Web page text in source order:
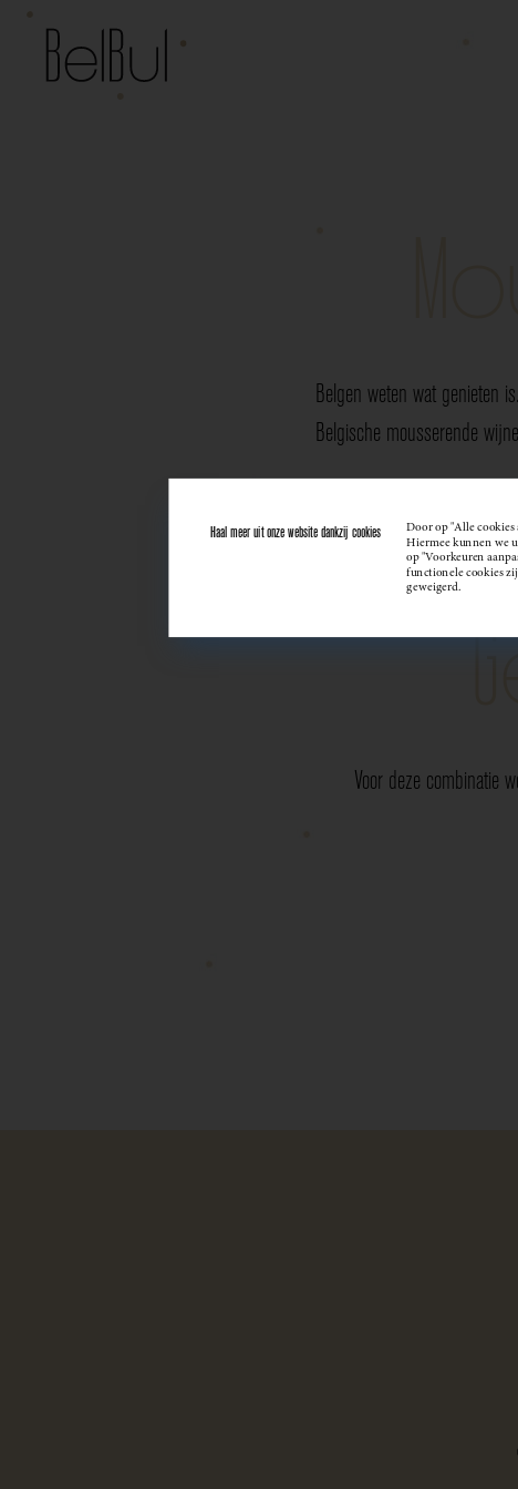
Belgen weten wat genieten
Belgische mousserende
Voor deze combinatie
Haal meer uit onze website dankzij cookies Door op "Alle cookies
Hiermee kunnen we
op "Voorkeuren
functionele cookies
geweigerd.